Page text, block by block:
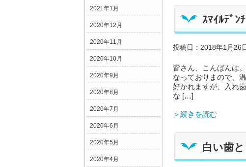
2021年1月
2020年12月
2020年11月
2020年10月
2020年9月
2020年8月
2020年7月
2020年6月
2020年5月
2020年4月
ｽﾏｲﾙﾃﾞ
投稿日：2018年1月26
皆さん、こんばんは
なっておりまので、
好かれますが、入れ
な […]
＞続きを読む
白い歯